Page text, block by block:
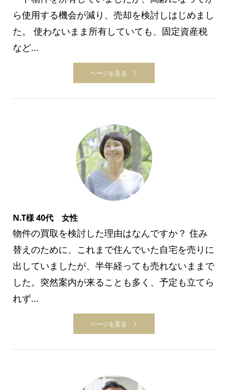
ら使用する機会が減り、売却を検討しはじめまし
た。 使わないまま所有していても、固定資産税
など...
ページを見る
N.T様 40代 女性
物件の買取を検討した理由はなんですか？ 住み
替えのために、これまで住んでいた自宅を売りに
出していましたが、半年経っても売れないままで
した。突然案内が来ることも多く、予定も立てら
れず...
ページを見る